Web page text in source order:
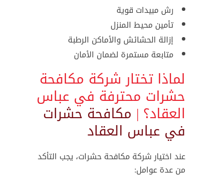
رش مبيدات قوية
تأمين محيط المنزل
إزالة الحشائش والأماكن الرطبة
متابعة مستمرة لضمان الأمان
لماذا تختار شركة مكافحة
حشرات محترفة في عباس
العقاد؟ | مكافحة حشرات
في عباس العقاد
عند اختيار شركة مكافحة حشرات، يجب التأكد
من عدة عوامل: